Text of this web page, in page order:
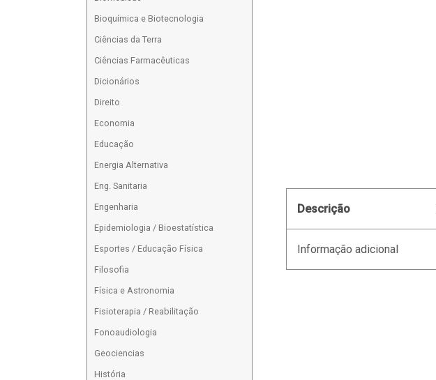
Descrição
Informação adicional
Bioquímica e Biotecnologia
Ciências da Terra
Ciências Farmacêuticas
Dicionários
Direito
Economia
Educação
Energia Alternativa
Eng. Sanitaria
Engenharia
Epidemiologia / Bioestatística
Esportes / Educação Física
Filosofia
Física e Astronomia
Fisioterapia / Reabilitação
Fonoaudiologia
Geociencias
História